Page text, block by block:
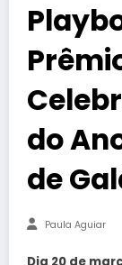
do
de
Paula Aguiar